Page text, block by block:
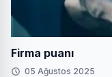
Firma puanı
05 Ağustos 2025